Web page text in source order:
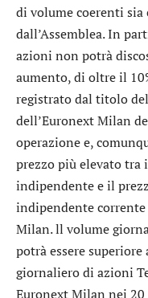
di volume coerenti
dall’Assemblea. In
azioni non potrà
aumento, di oltre il
registrato dal titolo
dell’Euronext Milan
operazione e,
prezzo più elevato tra
indipendente e il
indipendente
Milan. ll volume
potrà essere
giornaliero di azioni
Euronext Milan nei